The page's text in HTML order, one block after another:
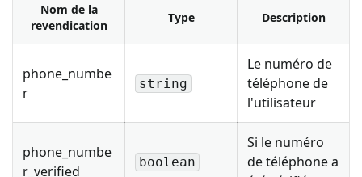
Nom de la
revendication
Type Description
phone_numbe
r
string
Le numéro de
téléphone de
l'utilisateur
phone_numbe
r_verified
boolean
Si le numéro
de téléphone a